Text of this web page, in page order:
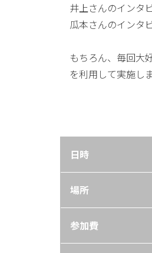
井上さんのインタ
瓜本さんのインタ
もちろん、毎回大
を利用して実施しま
日時
場所
参加費